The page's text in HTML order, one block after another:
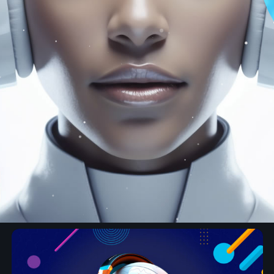
Deep-House
DEEPER
22:00 - 23:00
News
ELECTRO
Electro Radio